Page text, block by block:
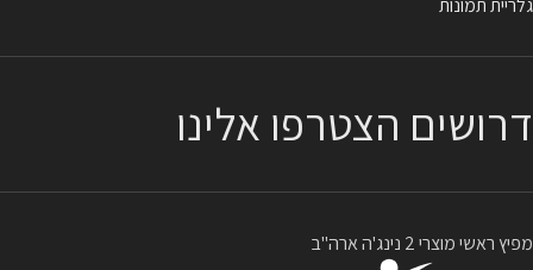
גלריית תמונות
דרושים הצטרפו אלינו
מפיץ ראשי מוצרי 2 נינג'ה ארה"ב